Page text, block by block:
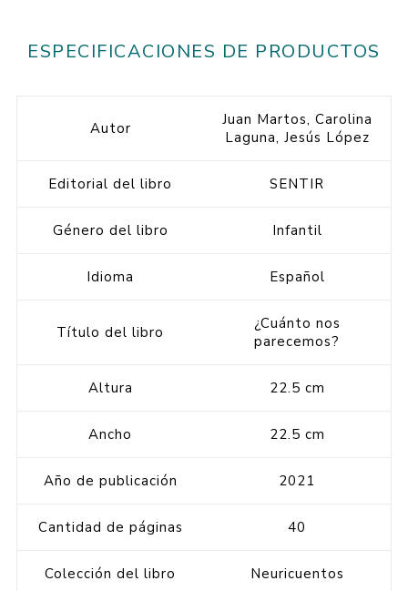
ESPECIFICACIONES DE PRODUCTOS
Autor
Juan Martos, Carolina
Laguna, Jesús López
Editorial del libro SENTIR
Género del libro Infantil
Idioma Español
Título del libro
¿Cuánto nos
parecemos?
Altura 22.5 cm
Ancho 22.5 cm
Año de publicación 2021
Cantidad de páginas 40
Colección del libro Neuricuentos